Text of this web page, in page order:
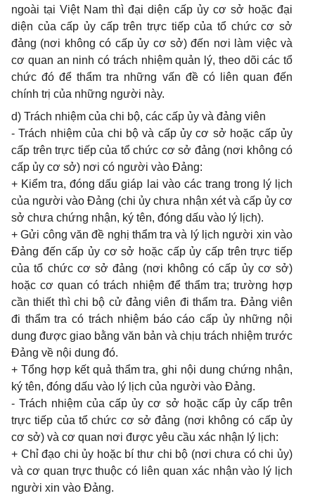
ngoài tại Việt Nam thì đại diện cấp ủy cơ sở hoặc đại
diện của cấp ủy cấp trên trực tiếp của tổ chức cơ sở
đảng (nơi không có cấp ủy cơ sở) đến nơi làm việc và
cơ quan an ninh có trách nhiệm quản lý, theo dõi các tổ
chức đó để thẩm tra những vấn đề có liên quan đến
chính trị của những người này.
d) Trách nhiệm của chi bộ, các cấp ủy và đảng viên
-Trách nhiệm của chi bộ và cấp ủy cơ sở hoặc cấp ủy
cấp trên trực tiếp của tổ chức cơ sở đảng (nơi không có
cấp ủy cơ sở) nơi có người vào Đảng:
+ Kiểm tra, đóng dấu giáp lai vào các trang trong lý lịch
của người vào Đảng (chi ủy chưa nhận xét và cấp ủy cơ
sở chưa chứng nhận, ký tên, đóng dấu vào lý lịch).
+ Gửi công văn đề nghị thẩm tra và lý lịch người xin vào
Đảng đến cấp ủy cơ sở hoặc cấp ủy cấp trên trực tiếp
của tổ chức cơ sở đảng (nơi không có cấp ủy cơ sở)
hoặc cơ quan có trách nhiệm để thẩm tra; trường hợp
cần thiết thì chi bộ cử đảng viên đi thẩm tra. Đảng viên
đi thẩm tra có trách nhiệm báo cáo cấp ủy những nội
dung được giao bằng văn bản và chịu trách nhiệm trước
Đảng về nội dung đó.
+ Tổng hợp kết quả thẩm tra, ghi nội dung chứng nhận,
ký tên, đóng dấu vào lý lịch của người vào Đảng.
- Trách nhiệm của cấp ủy cơ sở hoặc cấp ủy cấp trên
trực tiếp của tổ chức cơ sở đảng (nơi không có cấp ủy
cơ sở) và cơ quan nơi được yêu cầu xác nhận lý lịch:
+ Chỉ đạo chi ủy hoặc bí thư chi bộ (nơi chưa có chi ủy)
và cơ quan trực thuộc có liên quan xác nhận vào lý lịch
người xin vào Đảng.